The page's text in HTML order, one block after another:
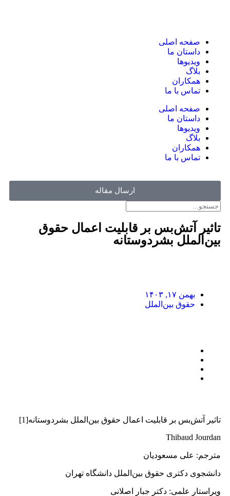
صفحه اصلی
داستان ما
ویدیوها
بلاگ
همکاران
تماس با ما
صفحه اصلی
داستان ما
ویدیوها
بلاگ
همکاران
تماس با ما
ارسال مقاله
تاثیر آتش‌بس بر قابلیت اعمال حقوق
بین‌الملل بشردوستانه
بهمن ۱۷, ۱۴۰۳
حقوق بین‌الملل
تاثیر آتش‌بس بر قابلیت اعمال حقوق بین‌الملل بشردوستانه[1]
Thibaud Jourdan
مترجم: علی مسعودیان
دانشجوی دکتری حقوق بین‌الملل دانشگاه تهران
ویراستار علمی: دکتر جبار اصلانی